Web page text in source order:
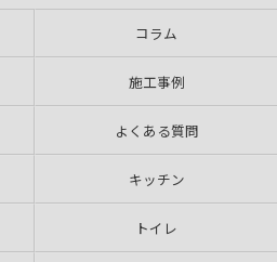
コラム
施工事例
よくある質問
キッチン
トイレ